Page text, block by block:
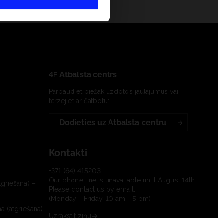
–
(atgriešana)
4F Atbalsta centrs
Pārbaudiet biežāk uzdotos jautājumus vai
tērzējiet ar čatbotu:
Dodieties uz Atbalsta centru
Kontakti
+371 (64) 415203
Our phone line is unavailable until August 14th.
Please contact us by email.
(Monday - Friday, 10 am - 5 pm)
Uzrakstīt ziņu